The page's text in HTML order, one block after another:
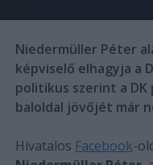
Niedermüller Péter
képviselő elhagyja a
politikus szerint a DK
baloldal jövőjét már
Hivatalos Facebook-